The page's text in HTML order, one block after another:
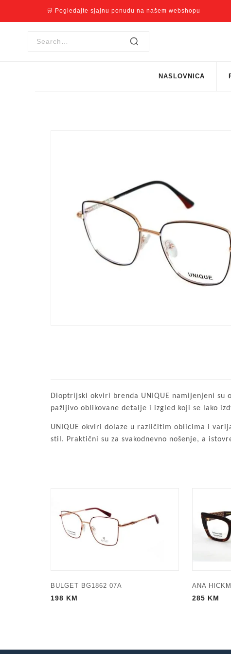
🛒 Pogledajte sjajnu ponudu na našem webshopu
NASLOVNICA
Dioptrijski okviri brenda UNIQUE namijenjeni
pažljivo oblikovane detalje i izgled koji se lako
UNIQUE okviri dolaze u različitim oblicima i
stil. Praktični su za svakodnevno nošenje, a
BULGET BG1862 07A
198 KM
ANA
285 KM